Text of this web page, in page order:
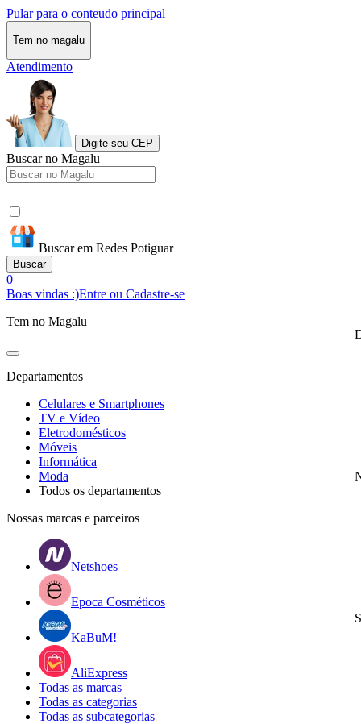
Pular para o conteudo principal
Tem no magalu
Atendimento
Digite seu CEP
Buscar no Magalu
Buscar em Redes Potiguar
Buscar
0
Boas vindas :)Entre ou Cadastre-se
Tem no Magalu
Departamentos
Celulares e Smartphones
TV e Vídeo
Eletrodomésticos
Móveis
Informática
Moda
Todos os departamentos
Nossas marcas e parceiros
Netshoes
Epoca Cosméticos
KaBuM!
AliExpress
Todas as marcas
Todas as categorias
Todas as subcategorias